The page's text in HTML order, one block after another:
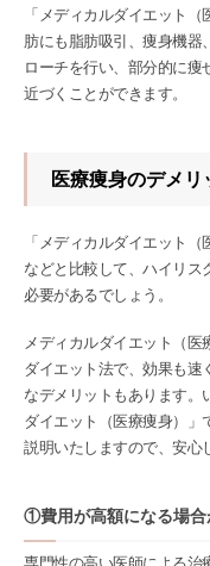
「メディカルダイエット
肪にも脂肪吸引、痩身機器
ローチを行い、部分的に痩
近づくことができます。
医療痩身のデメリ
「メディカルダイエット
などと比較して、ハイリス
必要があるでしょう。
メディカルダイエット（医
ダイエット法で、効果も速
なデメリットもあります。
ダイエット（医療痩身）」
説明いたしますので、安心
①費用が高額になる場合